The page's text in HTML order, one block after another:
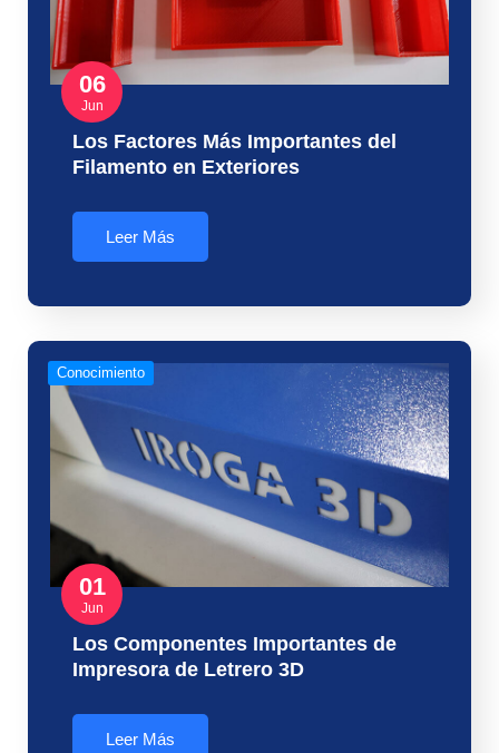
06
Jun
Los Factores Más Importantes del
Filamento en Exteriores
Leer Más
01
Jun
Conocimiento
Los Componentes Importantes de
Impresora de Letrero 3D
Leer Más